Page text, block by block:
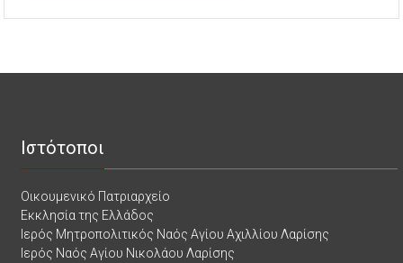
Ιστότοποι
Οικουμενικό Πατριαρχείο
Εκκλησία της Ελλάδος
Ιερός Μητροπολιτικός Ναός Αγίου Αχιλλίου Λαρίσης
Ιερός Ναός Αγίου Νικολάου Λαρίσης